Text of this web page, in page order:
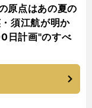
原点はあの夏の
須江航が明か
日計画"のすべ